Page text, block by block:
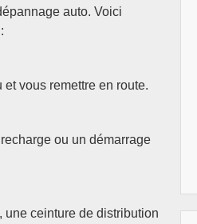
auto. Voici
vous remettre en route.
ou un démarrage
une ceinture de distribution